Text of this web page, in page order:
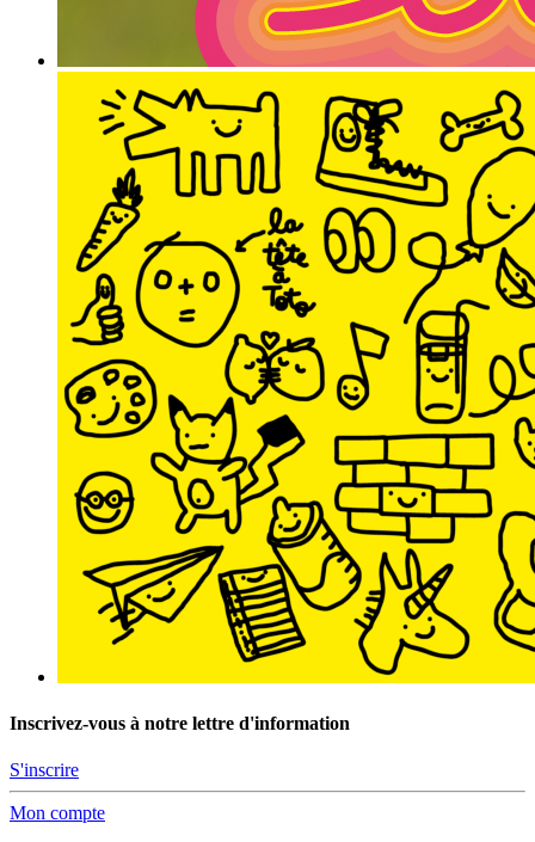
Inscrivez-vous à notre lettre d'information
S'inscrire
Mon compte